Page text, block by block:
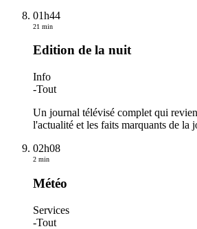
01h44
21 min
Edition de la nuit
Info
-Tout
Un journal télévisé complet qui
l'actualité et les faits marquants de la
02h08
2 min
Météo
Services
-Tout